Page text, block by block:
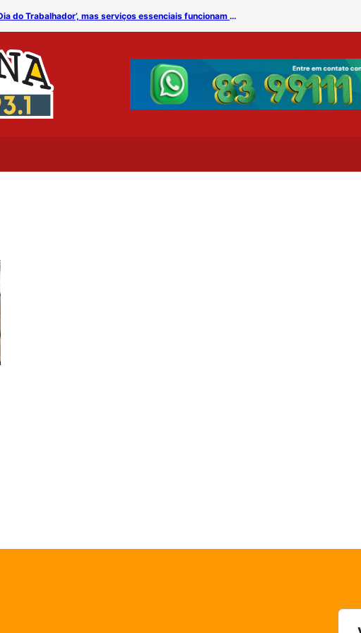
Repartições municipais fecham no ‘Dia do Trabalhador’, mas serviços essenciais funcionam normalmente, em CG